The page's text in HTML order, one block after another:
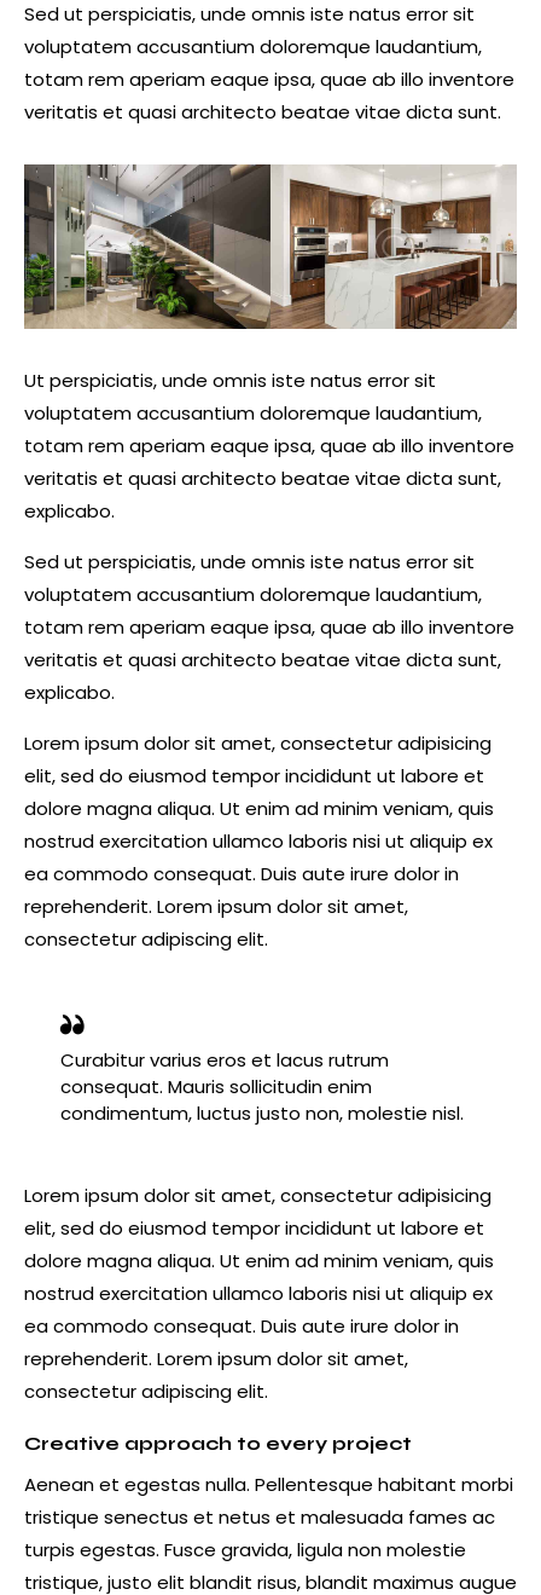
Sed ut perspiciatis, unde omnis iste natus error sit
voluptatem accusantium doloremque laudantium,
totam rem aperiam eaque ipsa, quae ab illo inventore
veritatis et quasi architecto beatae vitae dicta sunt.
Ut perspiciatis, unde omnis iste natus error sit
voluptatem accusantium doloremque laudantium,
totam rem aperiam eaque ipsa, quae ab illo inventore
veritatis et quasi architecto beatae vitae dicta sunt,
explicabo.
Sed ut perspiciatis, unde omnis iste natus error sit
voluptatem accusantium doloremque laudantium,
totam rem aperiam eaque ipsa, quae ab illo inventore
veritatis et quasi architecto beatae vitae dicta sunt,
explicabo.
Lorem ipsum dolor sit amet, consectetur adipisicing
elit, sed do eiusmod tempor incididunt ut labore et
dolore magna aliqua. Ut enim ad minim veniam, quis
nostrud exercitation ullamco laboris nisi ut aliquip ex
ea commodo consequat. Duis aute irure dolor in
reprehenderit. Lorem ipsum dolor sit amet,
consectetur adipiscing elit.
Curabitur varius eros et lacus rutrum
consequat. Mauris sollicitudin enim
condimentum, luctus justo non, molestie nisl.
Lorem ipsum dolor sit amet, consectetur adipisicing
elit, sed do eiusmod tempor incididunt ut labore et
dolore magna aliqua. Ut enim ad minim veniam, quis
nostrud exercitation ullamco laboris nisi ut aliquip ex
ea commodo consequat. Duis aute irure dolor in
reprehenderit. Lorem ipsum dolor sit amet,
consectetur adipiscing elit.
Creative approach to every project
Aenean et egestas nulla. Pellentesque habitant morbi
tristique senectus et netus et malesuada fames ac
turpis egestas. Fusce gravida, ligula non molestie
tristique, justo elit blandit risus, blandit maximus augue